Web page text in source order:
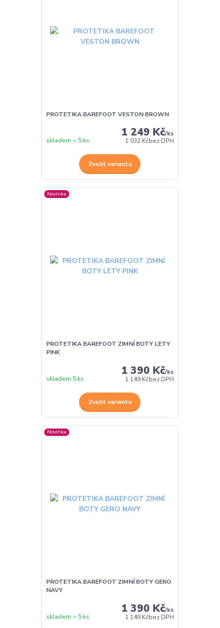
PROTETIKA BAREFOOT VESTON BROWN
1 249 Kč/ks
1 032 Kčbez DPH
skladem > 5 ks
Zvolit variantu
Novinka
PROTETIKA BAREFOOT ZIMNÍ BOTY LETY
PINK
1 390 Kč/ks
1 149 Kčbez DPH
skladem 5 ks
Zvolit variantu
Novinka
PROTETIKA BAREFOOT ZIMNÍ BOTY GERO
NAVY
1 390 Kč/ks
1 149 Kčbez DPH
skladem > 5 ks